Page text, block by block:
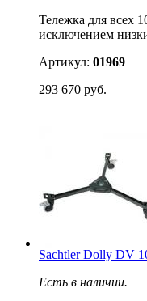
Тележка для всех
исключением
Артикул: 01969
293 670 руб.
Sachtler Dolly DV
Есть в наличии.